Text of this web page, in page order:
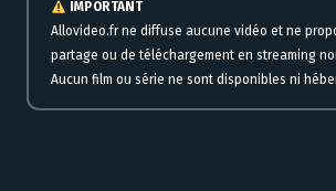
IMPORTANT
Allovideo.fr ne diffuse aucune vidéo et ne
partage ou de téléchargement en streaming
Aucun film ou série ne sont disponibles ni